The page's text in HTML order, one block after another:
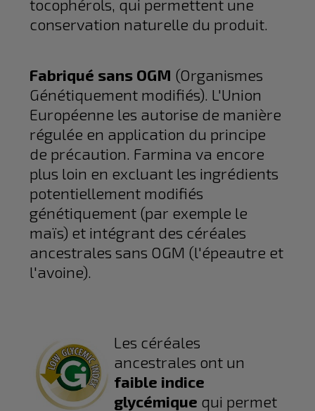
tocophérols, qui permettent une
conservation naturelle du produit.
Fabriqué sans OGM (Organismes
Génétiquement modifiés). L'Union
Européenne les autorise de manière
régulée en application du principe
de précaution. Farmina va encore
plus loin en excluant les ingrédients
potentiellement modifiés
génétiquement (par exemple le
maïs) et intégrant des céréales
ancestrales sans OGM (l'épeautre et
l'avoine).
Les céréales
ancestrales ont un
faible indice
glycémique qui permet